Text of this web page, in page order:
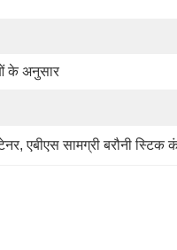
के अनुसार
, एबीएस सामग्री बरौनी स्टिक